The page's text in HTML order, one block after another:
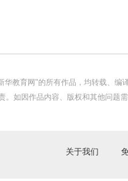
华教育网"的所有作品，均转载、
。如因作品内容、版权和其他问题
关于我们